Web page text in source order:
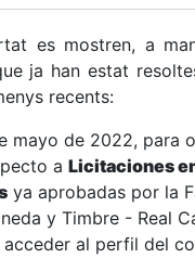
es mostren, a
ja han estat
recents:
mayo de 2022, para
a Licitaciones
ya aprobadas por la
y Timbre - Real
acceder al perfil del